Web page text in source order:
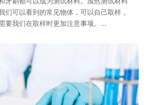
们可以看到的常见物体，可以自己取样，
要我们在取样时更加注意事项。...